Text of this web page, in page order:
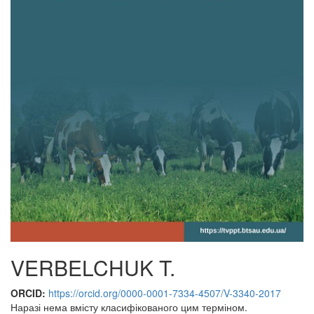
VERBELCHUK T.
ORCID: https://orcid.org/0000-0001-7334-4507/V-3340-2017
Наразі нема вмісту класифікованого цим терміном.